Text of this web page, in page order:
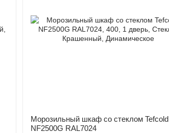
Морозильный шкаф со стеклом Tefcold
NF2500G RAL7024